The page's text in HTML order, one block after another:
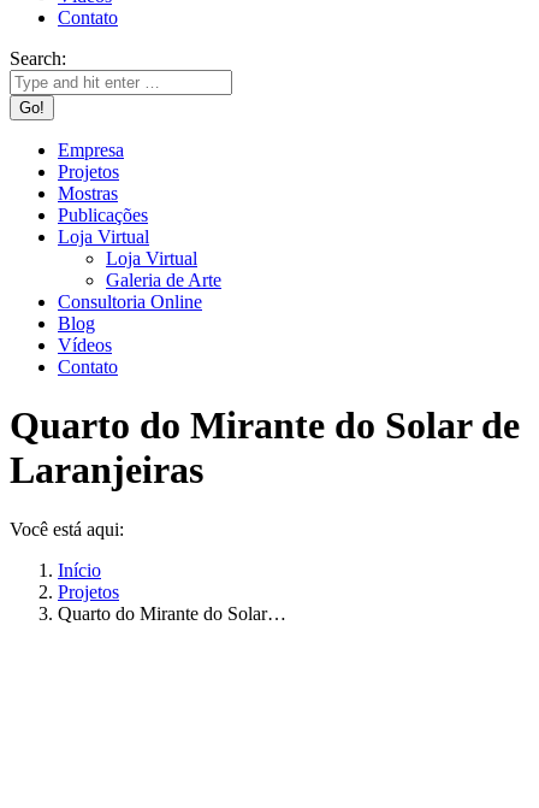
Contato
Search:
Empresa
Projetos
Mostras
Publicações
Loja Virtual
Loja Virtual
Galeria de Arte
Consultoria Online
Blog
Vídeos
Contato
Quarto do Mirante do Solar de
Laranjeiras
Você está aqui:
Início
Projetos
Quarto do Mirante do Solar…